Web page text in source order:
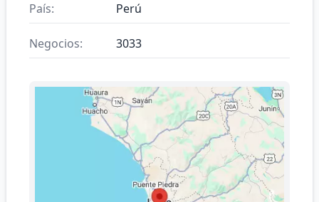
País: Perú
Negocios: 3033